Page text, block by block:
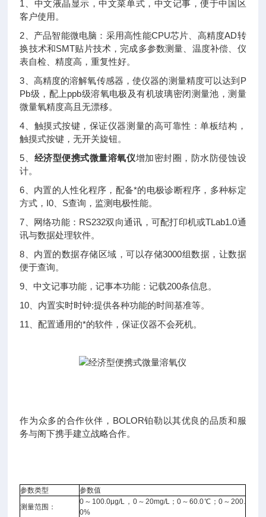
1、中文液晶显示，中文菜单式，中文记事，便于中国区
客户使用。
2、产品智能微电脑：采用高性能CPU芯片、高精度AD转
换技术和SMT贴片技术，完成多参数测量、温度补偿、仪
表自检、精度高，重复性好。
3、高精度的溶解氧传感器，使仪器的测量精度可以达到P
Pb级，配上ppb级溶氧电极及有机玻璃密闭测量池，测量
微量氧精度高且无漂移。
4、触摸式按键，保证仪器测量的高可靠性：单板结构，
触摸式按键，无开关旋钮。
5、 经济型便携式微量溶氧仪增加密封圈，防水防侵蚀设
计。
6、内置的人性化程序，配备*的电极诊断程序，多种标定
方式，I0、S查询，监测电极性能。
7、网络功能：RS232双向通讯，可配打印机或TLab1.0通
讯与数据处理软件。
8、内置的数据存储区域，可以存储3000组数据，让数据
便于查询。
9、中文记事功能，记事本功能：记载200条信息。
10、内置实时时钟:提供各种功能的时间基准等。
11、配置通用的*的软件，保证仪器不会死机。
作为众多的合作伙伴，BOLOR铂勒以其优良的品质和服
务与阁下携手建立战略合作。
参数类型
参数值
测量范围：
0～100.0μg/L，0～20mg/L；0～60.0℃；0～200.
0%